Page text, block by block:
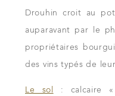
Drouhin croit au
auparavant par le
propriétaires
des vins typés de
Le sol
: calcaire «